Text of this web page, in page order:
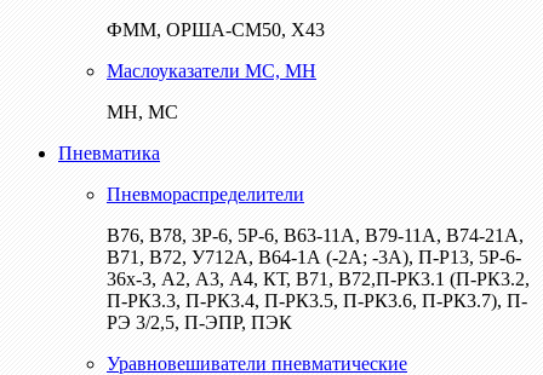
ФММ, ОРША-СМ50, Х43
Маслоуказатели МС, МН
МН, МС
Пневматика
Пневмораспределители
В76, В78, 3Р-6, 5Р-6, В63-11А, В79-11А, В74-21А,
В71, В72, У712А, В64-1А (-2А; -3А), П-Р13, 5Р-6-
36х-3, А2, А3, А4, КТ, В71, В72,П-РК3.1 (П-РК3.2,
П-РК3.3, П-РК3.4, П-РК3.5, П-РК3.6, П-РК3.7), П-
РЭ 3/2,5, П-ЭПР, ПЭК
Уравновешиватели пневматические